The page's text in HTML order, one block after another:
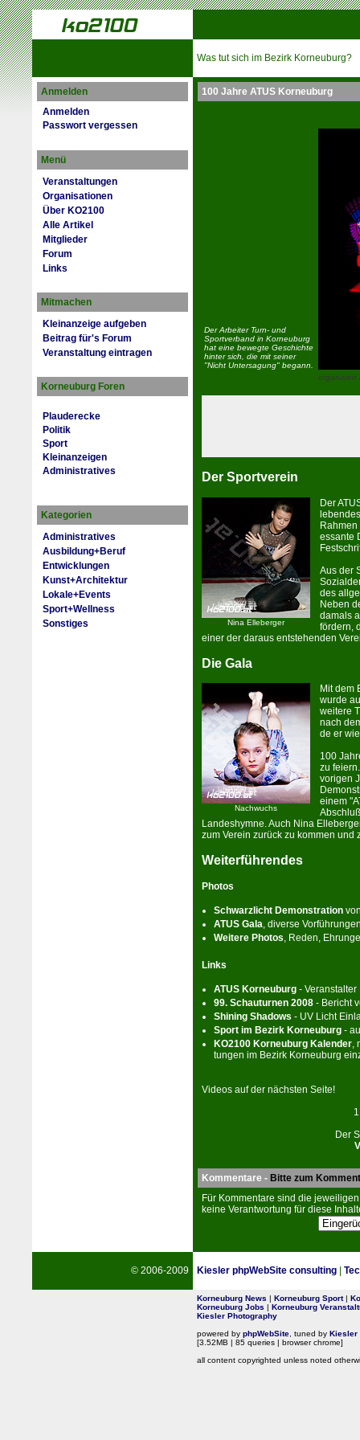
Was tut sich im Bezirk Korneuburg?
Anmelden
Anmelden
Passwort vergessen
Menü
Veranstaltungen
Organisationen
Über KO2100
Alle Artikel
Mitglieder
Forum
Links
Mitmachen
Kleinanzeige aufgeben
Beitrag für's Forum
Veranstaltung eintragen
Korneuburg Foren
Plauderecke
Politik
Sport
Kleinanzeigen
Administratives
Kategorien
Administratives
Ausbildung+Beruf
Entwicklungen
Kunst+Architektur
Lokale+Events
Sport+Wellness
Sonstiges
100 Jahre ATUS Korneuburg
Der Arbeiter Turn- und
Sportverband in Korneuburg
hat eine bewegte Geschichte
hinter sich, die mit seiner
"Nicht Untersagung" begann.
Der Sportverein
Nina Elleberger
Der
es­sante
Aus der
des
Neben
damals
fördern,
ein­er der daraus entste­henden
Die Gala
Nachwuchs
Mit dem
wur­de
weitere
nach
de er
100
zu
vorigen
einem
Landeshymne. Auch Nina
zum Verein zurück zu kommen
Weiterführendes
Pho­tos
Schwarzlicht Demonstration
ATUS Gala, diverse
Weitere Pho­tos, Reden,
Links
ATUS Kor­neu­burg - Ver­an­stalt­er
99. Schauturnen 2008 - Bericht
Shining Shadows - UV Licht
Sport im Be­zirk Kor­neu­burg -
KO2100 Kor­neu­burg Ka­len­der,
tungen im Be­zirk Kor­neu­burg
Vi­de­os auf der nächsten Seite!
Der
Kommentare - Bitte zum
Für Kommentare sind die
keine Verantwortung für diese
© 2006-2009 Kiesler phpWebSite consulting
Korneuburg News | Korneuburg Sport|
Korneuburg Jobs | Korneuburg
Kiesler Photography
powered by phpWebSite , tuned by Kiesler
[3.52MB | 85 queries | browser chrome]
all content copyrighted unless noted